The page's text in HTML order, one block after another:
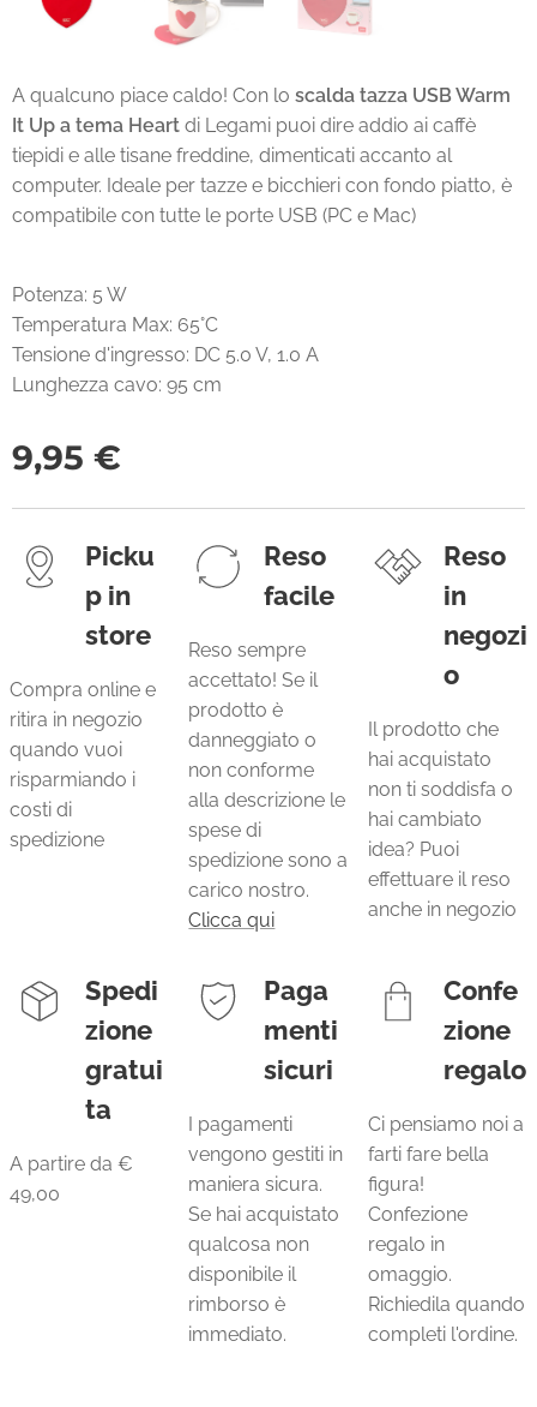
A qualcuno piace caldo! Con lo scalda tazza USB Warm
It Up a tema Heart di Legami puoi dire addio ai caffè
tiepidi e alle tisane freddine, dimenticati accanto al
computer. Ideale per tazze e bicchieri con fondo piatto, è
compatibile con tutte le porte USB (PC e Mac)
Potenza: 5 W
Temperatura Max: 65°C
Tensione d'ingresso: DC 5.0 V, 1.0 A
Lunghezza cavo: 95 cm
9,95 €
Picku
p in
store
Compra online e
ritira in negozio
quando vuoi
risparmiando i
costi di
spedizione
Reso
facile
Reso sempre
accettato! Se il
prodotto è
danneggiato o
non conforme
alla descrizione le
spese di
spedizione sono a
carico nostro.
Clicca qui
Reso
in
negozi
o
Il prodotto che
hai acquistato
non ti soddisfa o
hai cambiato
idea? Puoi
effettuare il reso
anche in negozio
Spedi
zione
gratui
ta
A partire da €
49,00
Paga
menti
sicuri
I pagamenti
vengono gestiti in
maniera sicura.
Se hai acquistato
qualcosa non
disponibile il
rimborso è
immediato.
Confe
zione
regalo
Ci pensiamo noi a
farti fare bella
figura!
Confezione
regalo in
omaggio.
Richiedila quando
completi l'ordine.